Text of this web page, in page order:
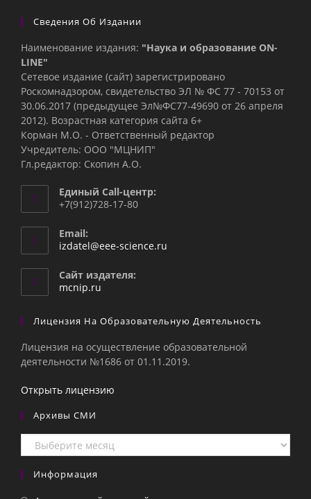
Сведения Об Издании
Наименование издания: "Наука и образование ON-
LINE"
Сетевое издание (сайт) зарегистрировано
Роскомнадзором, свидетельство ЭЛ № ФС 77 - 70153 от
30.06.2017 (предыдущее Эл№ФC77-49690 от 26 апреля
2012). Возрастная категория сайта 6+
Корман М.О. - Ответственный редактор
Учредитель: ООО "МЦНИП"
Гл.редактор: Скопин А.О.
Единый Call-центр:
+7(912)728-17-80
Email:
izdatel@eee-science.ru
Сайт издателя:
mcnip.ru
Лицензия На Образовательную Деятельность
Лицензия на осуществление образовательной
деятельности №1686 от 01.11.2019.
Открыть лицензию
Архивы СМИ
Архивы
СМИ
Информация